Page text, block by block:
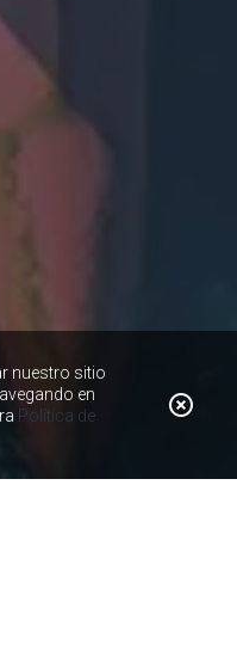
nuestro sitio
en
Política de